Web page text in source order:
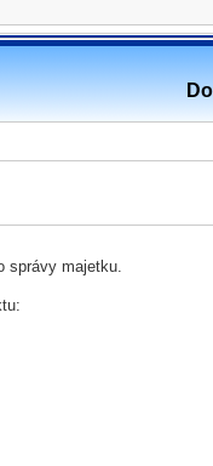
správy majetku.